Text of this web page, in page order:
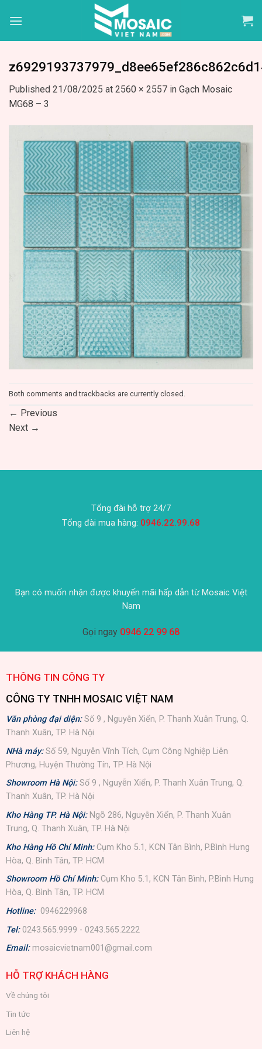
Published 21/08/2025 at 2560 × 2557 in Gạch Mosaic
MG68 – 3
Both comments and trackbacks are currently closed.
← Previous
Next →
Tổng đài hỗ trợ 24/7
Tổng đài mua hàng: 0946.22.99.68
Bạn có muốn nhận được khuyến mãi hấp dẫn từ Mosaic Việt
Nam
Gọi ngay 0946 22 99 68
THÔNG TIN CÔNG TY
CÔNG TY TNHH MOSAIC VIỆT NAM
Văn phòng đại diện:Số 9 , Nguyễn Xiển, P. Thanh Xuân Trung, Q.
Thanh Xuân, TP. Hà Nội
NHà máy: Số 59, Nguyễn Vĩnh Tích, Cụm Công Nghiệp Liên
Phương, Huyện Thường Tín, TP. Hà Nội
Showroom Hà Nội: Số 9 , Nguyễn Xiển, P. Thanh Xuân Trung, Q.
Thanh Xuân, TP. Hà Nội
Kho Hàng TP. Hà Nội: Ngõ 286, Nguyễn Xiển, P. Thanh Xuân
Trung, Q. Thanh Xuân, TP. Hà Nội
Kho Hàng Hồ Chí Minh: Cụm Kho 5.1, KCN Tân Bình, P.Bình Hưng
Hòa, Q. Bình Tân, TP. HCM
Showroom Hồ Chí Minh: Cụm Kho 5.1, KCN Tân Bình, P.Bình Hưng
Hòa, Q. Bình Tân, TP. HCM
Hotline: 0946229968
Tel: 0243.565.9999 - 0243.565.2222
Email: mosaicvietnam001@gmail.com
HỖ TRỢ KHÁCH HÀNG
Về chúng tôi
Tin tức
Liên hệ